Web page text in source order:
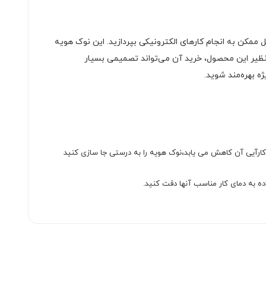
به انجام کارهای الکترونیکی بپردازید. این نوک هویه
این محصول، خرید آن می‌تواند تصمیمی بسیار
بهره‌مند شوید.
آن کاهش می یابد،نوک هویه را به درستی جا سازی کنید
به دمای کار مناسب آنها دقت کنید.